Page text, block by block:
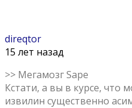
direqtor
15 лет назад
>> Мегамозг Sape
Кстати, а вы в курсе, что
извилин существенно